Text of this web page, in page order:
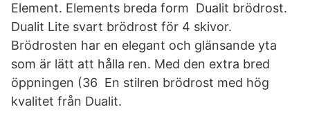
Element. Elements breda form Dualit brödrost.
Dualit Lite svart brödrost för 4 skivor.
Brödrosten har en elegant och glänsande yta
som är lätt att hålla ren. Med den extra bred
öppningen (36 En stilren brödrost med hög
kvalitet från Dualit.